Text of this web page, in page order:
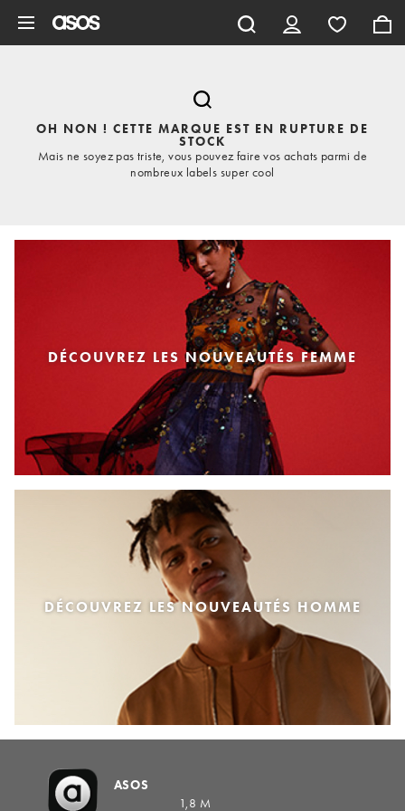
OH NON ! CETTE MARQUE EST EN RUPTURE DE
STOCK
Mais ne soyez pas triste, vous pouvez faire vos achats parmi de
nombreux labels super cool
DÉCOUVREZ LES NOUVEAUTÉS FEMME
DÉCOUVREZ LES NOUVEAUTÉS HOMME
ASOS
1,8 M